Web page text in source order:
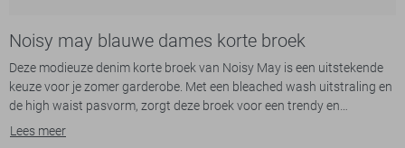
Noisy may blauwe dames korte broek
Deze modieuze denim korte broek van Noisy May is een uitstekende
keuze voor je zomer garderobe. Met een bleached wash uitstraling en
de high waist pasvorm, zorgt deze broek voor een trendy en
tegelijkertijd comfortabele outfit. De regular fit maakt het ideaal om te
Lees meer